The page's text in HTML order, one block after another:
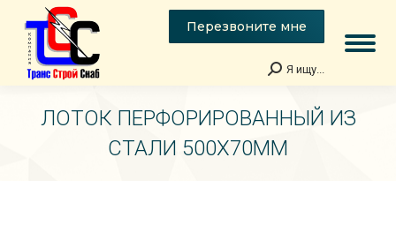
Перезвоните мне
Поиск:
Я ищу...
ЛОТОК ПЕРФОРИРОВАННЫЙ ИЗ
СТАЛИ 500Х70ММ